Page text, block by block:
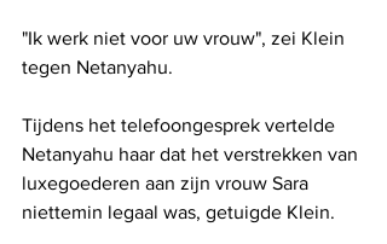
"Ik werk niet voor uw vrouw", zei Klein
tegen Netanyahu.
Tijdens het telefoongesprek vertelde
Netanyahu haar dat het verstrekken van
luxegoederen aan zijn vrouw Sara
niettemin legaal was, getuigde Klein.